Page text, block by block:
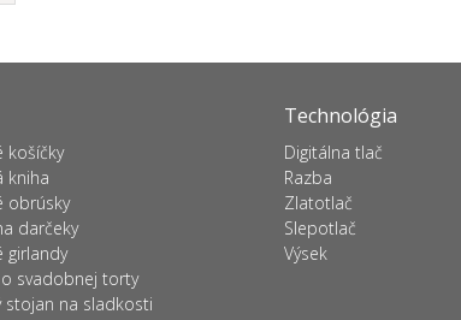
košíčky
kniha
obrúsky
darčeky
girlandy
svadobnej torty
stojan na sladkosti
Technológia
Digitálna tlač
Razba
Zlatotlač
Slepotlač
Výsek